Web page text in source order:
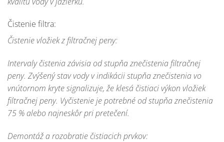
Čistenie filtra:
Čistenie vložiek z filtračnej peny:
Intervaly čistenia závisia od stupňa znečistenia filtračnej
peny. Zvýšený stav vody v indikácii stupňa znečistenia vo
vnútornom kryte signalizuje, že klesá čistiaci výkon vložiek
filtračnej peny. Vyčistenie je potrebné od stupňa znečistenia
75 % alebo najneskôr pri pretečení.
Demontáž a rozobratie čistiacich prvkov: